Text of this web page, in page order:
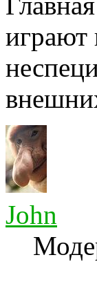
играют
John